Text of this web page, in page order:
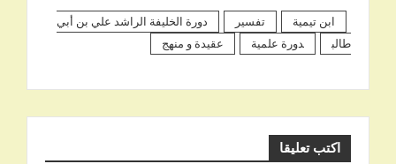
ابن تيمية تفسير
دورة الخليفة الراشد علي بن أبي
طالب
دورة علمية عقيدة و منهج
اكتب تعليقا